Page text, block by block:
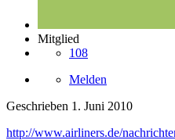
Mitglied
108
Melden
Geschrieben 1. Juni 2010
http://www.airliners.de/